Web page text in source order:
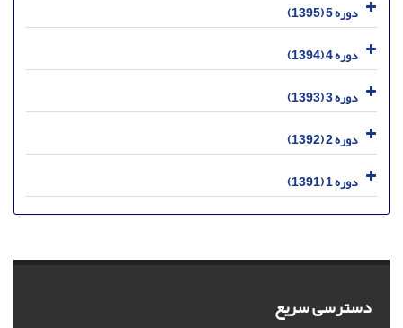
دوره 5 (1395)
دوره 4 (1394)
دوره 3 (1393)
دوره 2 (1392)
دوره 1 (1391)
دسترسی سریع